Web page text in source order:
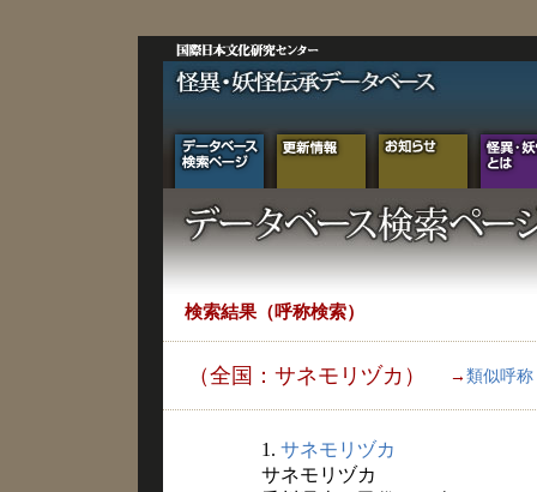
検索結果（呼称検索）
（全国：サネモリヅカ） → 類似呼称
1. サネモリヅカ
サネモリヅカ